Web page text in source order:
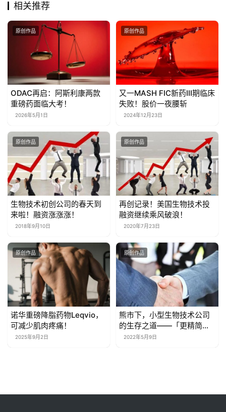
相关推荐
原创作品
ODAC再启：阿斯利康两款
重磅药面临大考！
2026年5月1日
原创作品
又一MASH FIC新药III期临床
失败！股价一夜腰斩
2024年12月23日
原创作品
生物技术初创公司的春天到
来啦！融资涨涨涨！
2018年9月10日
原创作品
再创记录！美国生物技术投
融资继续乘风破浪！
2020年7月23日
原创作品
诺华重磅降脂药物Leqvio，
可减少肌肉疼痛！
2025年9月2日
原创作品
熊市下，小型生物技术公司
的生存之道——「更精简的
团队、更多的授权合作伙伴
2022年5月9日